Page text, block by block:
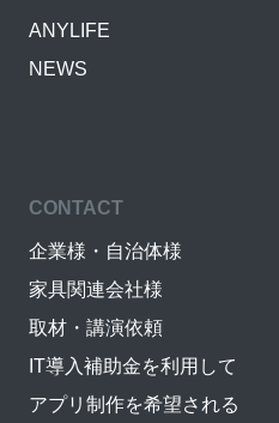
ANYLIFE
NEWS
CONTACT
企業様・自治体様
家具関連会社様
取材・講演依頼
IT導入補助金を利用して
アプリ制作を希望される